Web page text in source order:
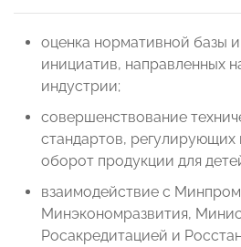
оценка нормативной базы
инициатив, направленных
индустрии;
совершенствование
стандартов, регулирующих
оборот продукции для
взаимодействие с
Минэкономразвития,
Росакредитацией и